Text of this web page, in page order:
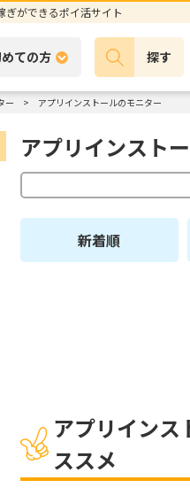
ぎができるポイ活サイト
ての方 探す
ー アプリインストールのモニター
アプリインスト
新着順
アプリイン
ススメ